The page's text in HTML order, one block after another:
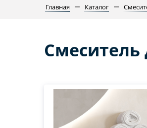
Главная Каталог
Смеситель